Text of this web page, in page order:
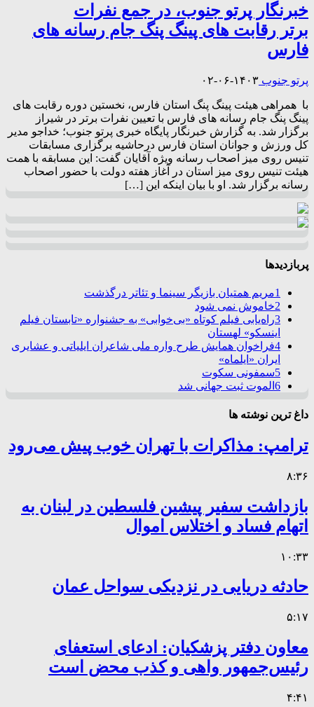
خبرنگار پرتو جنوب، در جمع نفرات
برتر رقابت های پینگ پنگ جام رسانه های
فارس
پرتو جنوب ۱۴۰۳-۰۶-۰۲
با همراهی هیئت پینگ پنگ استان فارس، نخستین دوره رقابت های
پینگ پنگ جام رسانه های فارس با تعیین نفرات برتر در شیراز
برگزار شد. به گزارش خبرنگار پایگاه خبری پرتو جنوب؛ خداجو مدیر
کل ورزش و جوانان استان فارس درحاشیه برگزاری مسابقات
تنیس روی میز اصحاب رسانه ویژه آقایان گفت: این مسابقه با همت
هیئت تنیس روی میز استان در آغاز هفته دولت با حضور اصحاب
رسانه برگزار شد. او با بیان اینکه این […]
پربازدیدها
1مریم همتیان بازیگر سینما و تئاتر درگذشت
2خاموش نمی شود
3راه‌یابی فیلم کوتاه «بی‌خوابی» به جشنواره «تابستان فیلم
اینسکو» لهستان
4فراخوان همایش طرح واره ملی شاعران ایلیاتی و عشایری
ایران «ایلماه»
5سمفونی سکوت
6 الموت ثبت جهانی شد
داغ ترین نوشته ها
ترامپ: مذاکرات با تهران خوب پیش می‌رود
۸:۳۶
بازداشت سفیر پیشین فلسطین در لبنان به
اتهام فساد و اختلاس اموال
۱۰:۳۳
حادثه دریایی در نزدیکی سواحل عمان
۵:۱۷
معاون دفتر پزشکیان: ادعای استعفای
رئیس‌جمهور واهی و کذب محض است
۴:۴۱